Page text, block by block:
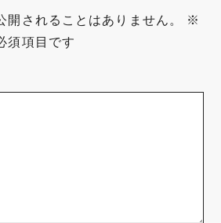
開されることはありません。
※
須項目です